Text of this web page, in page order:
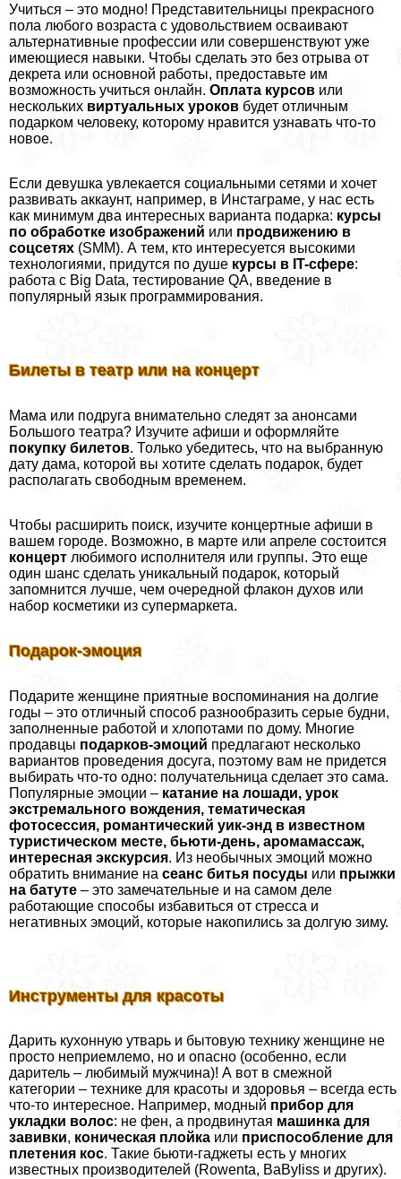
Учиться – это модно! Представительницы прекрасного
пола любого возраста с удовольствием осваивают
альтернативные профессии или совершенствуют уже
имеющиеся навыки. Чтобы сделать это без отрыва от
декрета или основной работы, предоставьте им
возможность учиться онлайн. Оплата курсов или
нескольких виртуальных уроков будет отличным
подарком человеку, которому нравится узнавать что-то
новое.
Если дeвyшка увлекается социальными сетями и хочет
развивать аккаунт, например, в Инстаграме, у нас есть
как минимум два интересных варианта подарка: курсы
по обработке изображений или продвижению в
соцсетях (SMM). А тем, кто интересуется высокими
технологиями, придутся по душе курсы в IT-сфере:
работа с Big Data, тестирование QA, введение в
популярный язык программирования.
Билеты в театр или на концерт
Мама или подруга внимательно следят за анонсами
Большого театра? Изучите афиши и оформляйте
покупку билетов. Только убедитесь, что на выбранную
дату дама, которой вы хотите сделать подарок, будет
располагать свободным временем.
Чтобы расширить поиск, изучите концертные афиши в
вашем городе. Возможно, в марте или апреле состоится
концерт любимого исполнителя или группы. Это еще
один шанс сделать уникальный подарок, который
запомнится лучше, чем очередной флакон духов или
набор косметики из супермаркета.
Подарок-эмоция
Подарите женщине приятные воспоминания на долгие
годы – это отличный способ разнообразить серые будни,
заполненные работой и хлопотами по дому. Многие
продавцы подарков-эмоций предлагают несколько
вариантов проведения досуга, поэтому вам не придется
выбирать что-то одно: получательница сделает это сама.
Популярные эмоции – катание на лошади, урок
экстремального вождения, тематическая
фотосессия, романтический уик-энд в известном
туристическом месте, бьюти-день, аромамассаж,
интересная экскурсия. Из необычных эмоций можно
обратить внимание на сеанс битья посуды или прыжки
на батуте – это замечательные и на самом деле
работающие способы избавиться от стресса и
негативных эмоций, которые накопились за долгую зиму.
Инструменты для красоты
Дарить кухонную утварь и бытовую технику женщине не
просто неприемлемо, но и опасно (особенно, если
даритель – любимый мужчина)! А вот в смежной
категории – технике для красоты и здоровья – всегда есть
что-то интересное. Например, модный прибор для
укладки волос: не фен, а продвинутая машинка для
завивки, коническая плойка или приспособление для
плетения кос. Такие бьюти-гаджеты есть у многих
известных производителей (Rowenta, BaByliss и других).